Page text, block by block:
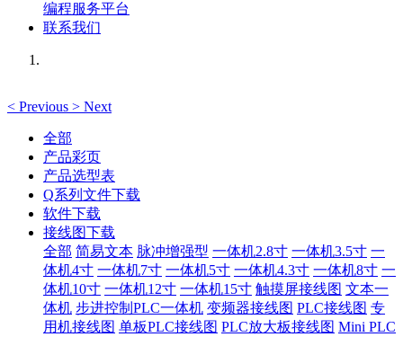
编程服务平台
联系我们
< Previous > Next
全部
产品彩页
产品选型表
Q系列文件下载
软件下载
接线图下载
全部 简易文本 脉冲增强型 一体机2.8寸 一体机3.5寸 一
体机4寸 一体机7寸 一体机5寸 一体机4.3寸 一体机8寸 一
体机10寸 一体机12寸 一体机15寸 触摸屏接线图 文本一
体机 步进控制PLC一体机 变频器接线图 PLC接线图 专
用机接线图 单板PLC接线图 PLC放大板接线图 Mini PLC